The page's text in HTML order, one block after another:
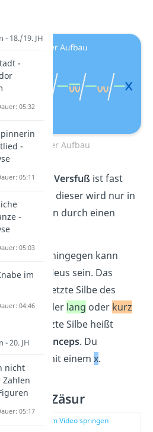
Hexameter Aufbau
Derfünfte Versfuß ist fast
Daktylus, dieser wird nur in
Ausnahmen durch einen
ersetzt.
Versfuß
hingegen kann
ein Spondeus sein. Das
dass die letzte Silbe des
entweder lang oder kurz
Diese letzte Silbe heißt
syllaba anceps. Du
sie mit einemx.
— Zäsur
zur Stelle im Video springen
- 18./19. JH
-
05:32
-
05:11
-
05:03
im
04:46
- 20. JH
nicht
Zahlen
05:17